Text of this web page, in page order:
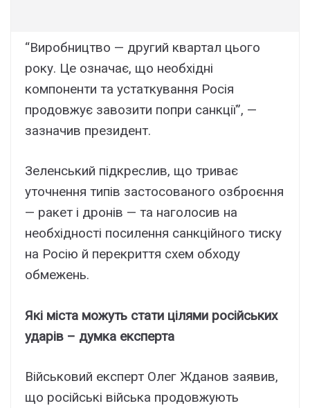
“Виробництво — другий квартал цього
року. Це означає, що необхідні
компоненти та устаткування Росія
продовжує завозити попри санкції”, —
зазначив президент.
Зеленський підкреслив, що триває
уточнення типів застосованого озброєння
— ракет і дронів — та наголосив на
необхідності посилення санкційного тиску
на Росію й перекриття схем обходу
обмежень.
Які міста можуть стати цілями російських
ударів – думка експерта
Військовий експерт Олег Жданов заявив,
що російські війська продовжують